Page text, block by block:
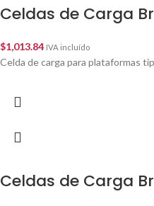
Celdas de Carga
$1,013.84 IVA incluído
Celda de carga para plataformas
Celdas de Carga